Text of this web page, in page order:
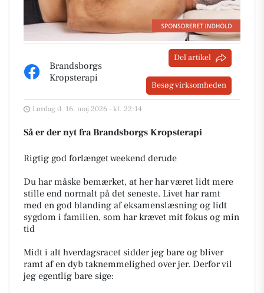
Brandsborgs
Kropsterapi
Del artikel
Besøg virksomheden
Lørdag d. 16. maj 2026 - kl. 22:14
Så er der nyt fra Brandsborgs Kropsterapi
Rigtig god forlænget weekend derude
​Du har måske bemærket, at her har været lidt mere
stille end normalt på det seneste. Livet har ramt
med en god blanding af eksamenslæsning og lidt
sygdom i familien, som har krævet mit fokus og min
tid
​Midt i alt hverdagsracet sidder jeg bare og bliver
ramt af en dyb taknemmelighed over jer. Derfor vil
jeg egentlig bare sige: